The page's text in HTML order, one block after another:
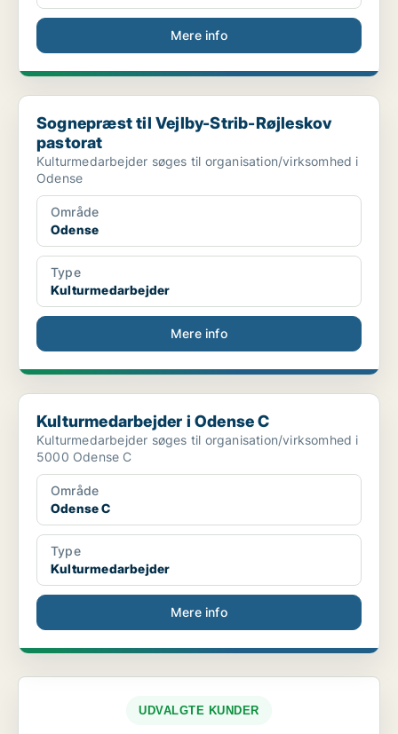
Mere info
Sognepræst til Vejlby-Strib-Røjleskov pastorat
Sognepræst til Vejlby-Strib-Røjleskov
pastorat
Kulturmedarbejder søges til organisation/virksomhed i
Odense
Område
Odense
Type
Kulturmedarbejder
Mere info
Kulturmedarbejder i Odense C
Kulturmedarbejder i Odense C
Kulturmedarbejder søges til organisation/virksomhed i
5000 Odense C
Område
Odense C
Type
Kulturmedarbejder
Mere info
UDVALGTE KUNDER